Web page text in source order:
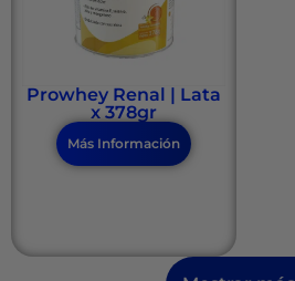
Prowhey Renal | Lata
x 378gr
Más Información